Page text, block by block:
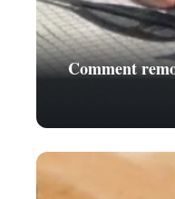
Comment